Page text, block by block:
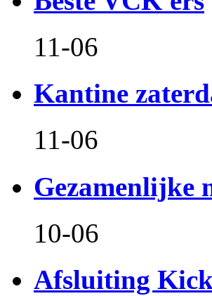
11-06
Kantine
11-06
Gezamenlijke
10-06
Afsluiting